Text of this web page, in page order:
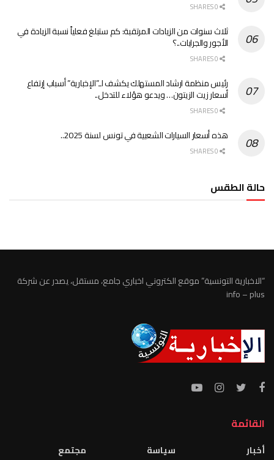
ثلاث سنوات من الزيادات المرتقبة: كم ستبلغ فعلياً نسبة الزيادة في
الأجور والجرايات..؟
رئيس منظمة ارشاد المستهلك يكشف لـ”الإخبارية” أسباب إرتفاع
أسعار زيت الزيتون… ويدعو هؤلاء للتدخل..
هذه أسعار السيارات الشعبية في تونس لسنة 2025..
حالة الطقس
“الاخبارية التونسية” موقع الكتروني اخباري جامع، مستقل، يصدر عن شركة
info – plus
القائمة
أخبار سياسة مجتمع